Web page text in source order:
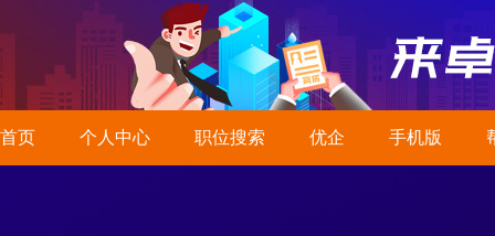
首页 个人中心 职位搜索 优企 手机版